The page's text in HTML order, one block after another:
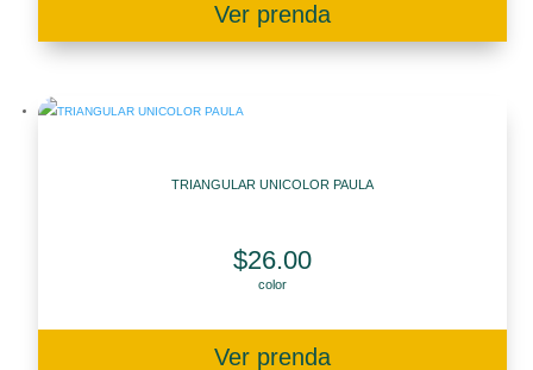
Ver prenda
TRIANGULAR UNICOLOR PAULA
$26.00
color
Ver prenda